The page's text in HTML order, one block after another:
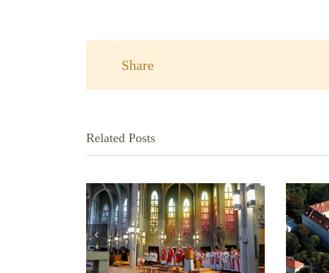
Share
Related Posts
Abbey of the B.M.V.
Assumption in
Seitenstetten Austria